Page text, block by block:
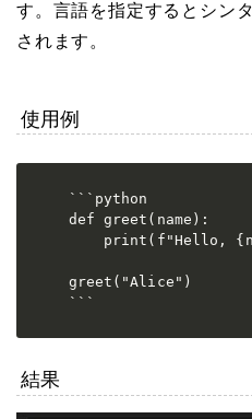
す。言語を指定するとシン
されます。
使用例
```python
def greet(name):
print(f"Hello,
greet("Alice")
```
結果